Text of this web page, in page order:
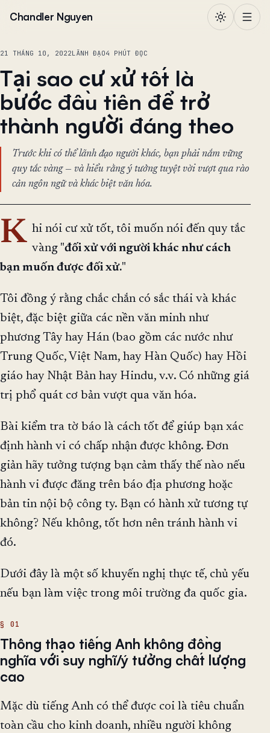
Chandler Nguyen
21 THÁNG 10, 2022LÃNH ĐẠO4 PHÚT ĐỌC
Tại sao cư xử tốt là
bước đầu tiên để trở
thành người đáng theo
Trước khi có thể lãnh đạo người khác, bạn phải nắm vững
quy tắc vàng — và hiểu rằng ý tưởng tuyệt vời vượt qua rào
cản ngôn ngữ và khác biệt văn hóa.
K hi nói cư xử tốt, tôi muốn nói đến quy tắc
vàng "đối xử với người khác như cách
bạn muốn được đối xử."
Tôi đồng ý rằng chắc chắn có sắc thái và khác
biệt, đặc biệt giữa các nền văn minh như
phương Tây hay Hán (bao gồm các nước như
Trung Quốc, Việt Nam, hay Hàn Quốc) hay Hồi
giáo hay Nhật Bản hay Hindu, v.v. Có những giá
trị phổ quát cơ bản vượt qua văn hóa.
Bài kiểm tra tờ báo là cách tốt để giúp bạn xác
định hành vi có chấp nhận được không. Đơn
giản hãy tưởng tượng bạn cảm thấy thế nào nếu
hành vi được đăng trên báo địa phương hoặc
bản tin nội bộ công ty. Bạn có hành xử tương tự
không? Nếu không, tốt hơn nên tránh hành vi
đó.
Dưới đây là một số khuyến nghị thực tế, chủ yếu
nếu bạn làm việc trong môi trường đa quốc gia.
Thông thạo tiếng Anh không đồng
nghĩa với suy nghĩ/ý tưởng chất lượng
cao
Mặc dù tiếng Anh có thể được coi là tiêu chuẩn
toàn cầu cho kinh doanh, nhiều người không